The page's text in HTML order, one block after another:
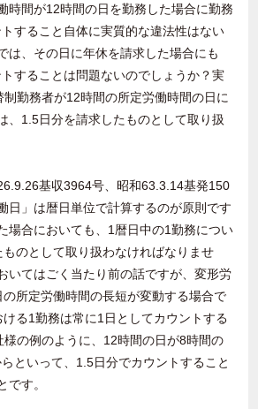
時間が12時間の日を勤務した場合に勤務
すること自体に実質的な違法性はない
は、その日に年休を請求した場合にも
することは問題ないのでしょうか？実
勤務者が12時間の所定労働時間の日に
、1.5日分を請求したものとして取り扱
基収3964号、昭和63.3.14基発150
日」は暦日単位で計算するのが原則です
場合においても、1暦日中の1勤務につい
のとして取り扱わなければなりませ
いてはごく当たり前の話ですが、変形労
所定労働時間の長短が変動する場合で
る1勤務は常に1日としてカウントする
様の例のように、12時間の日が8時間の
といって、1.5日分でカウントすること
です。